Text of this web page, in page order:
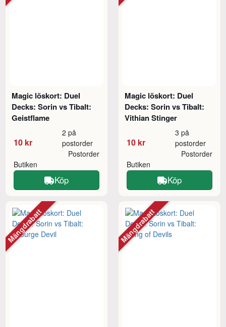
Magic löskort: Duel
Decks: Sorin vs Tibalt:
Geistflame
10 kr
2 på
postorder
Butiken
Postorder
Köp
Magic löskort: Duel
Decks: Sorin vs Tibalt:
Vithian Stinger
10 kr
3 på
postorder
Butiken
Postorder
Köp
Mängdrabatt Mängdrabatt